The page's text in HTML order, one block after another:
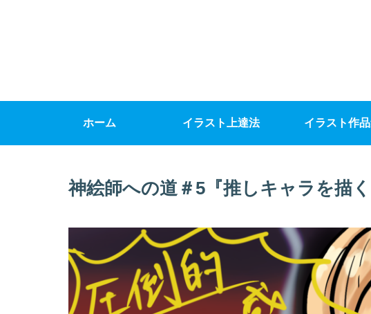
ホーム イラスト上達法 イラスト作
神絵師への道＃5『推しキャラを描